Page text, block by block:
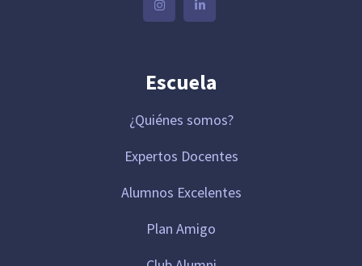
Escuela
¿Quiénes somos?
Expertos Docentes
Alumnos Excelentes
Plan Amigo